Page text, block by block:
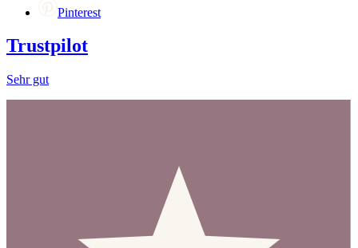
Pinterest
Trustpilot
Sehr gut